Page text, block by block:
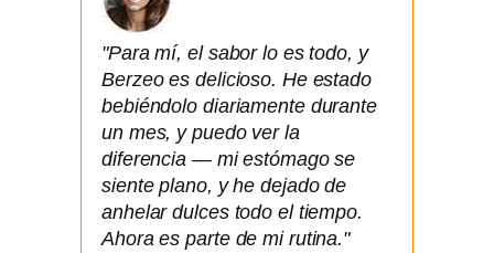
"Para mí, el sabor lo es todo, y
Berzeo es delicioso. He estado
bebiéndolo diariamente durante
un mes, y puedo ver la
diferencia — mi estómago se
siente plano, y he dejado de
anhelar dulces todo el tiempo.
Ahora es parte de mi rutina."